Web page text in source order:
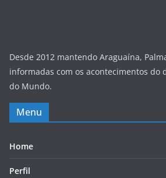
Desde 2012 mantendo Araguaína,
informadas com os acontecimentos do
do Mundo.
Menu
Home
Perfil